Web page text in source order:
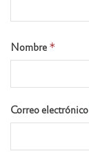
Nombre *
Correo electrónico